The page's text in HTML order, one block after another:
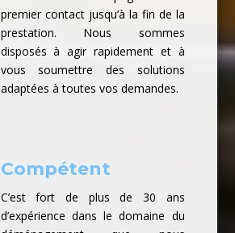
premier contact jusqu’à la fin de la
prestation. Nous sommes
disposés à agir rapidement et à
vous soumettre des solutions
adaptées à toutes vos demandes.
Compétent
C’est fort de plus de 30 ans
d’expérience dans le domaine du